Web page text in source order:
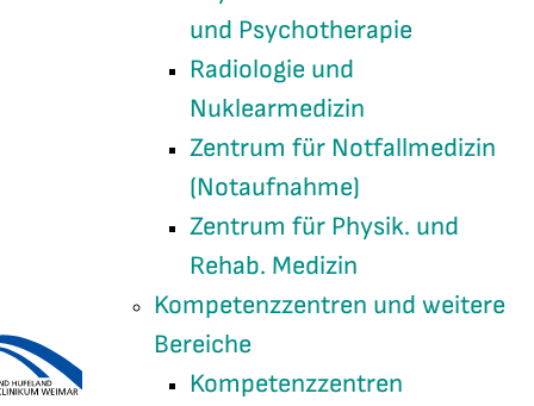
und Psychotherapie
Radiologie und
Nuklearmedizin
Zentrum für Notfallmedizin
(Notaufnahme)
Zentrum für Physik. und
Rehab. Medizin
Kompetenzzentren und weitere
Bereiche
Kompetenzzentren